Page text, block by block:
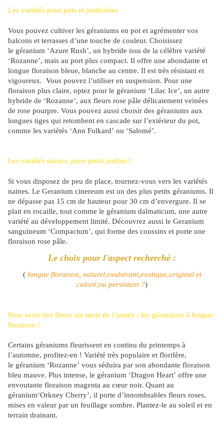
Les variétés pour pots et jardinières
Vous pouvez cultiver les géraniums en pot et agrémenter vos
balcons et terrasses d’une touche de couleur. Choisissez
le géranium ‘Azure Rush’, un hybride issu de la célèbre variété
‘Rozanne’, mais au port plus compact. Il offre une abondante et
longue floraison bleue, blanche au centre. Il est très résistant et
vigoureux. Vous pouvez l’utiliser en suspension. Pour une
floraison plus claire, optez pour le géranium ‘Lilac Ice’, un autre
hybride de ‘Rozanne’, aux fleurs rose pâle délicatement veinées
de rose pourpre. Vous pouvez aussi choisir des géraniums aux
longues tiges qui retombent en cascade sur l’extérieur du pot,
comme les variétés ‘Ann Folkard’ ou ‘Salomé’.
Les variétés naines, pour petits jardins !
Si vous disposez de peu de place, tournez-vous vers les variétés
naines. Le Geranium cinereum est un des plus petits géraniums. Il
ne dépasse pas 15 cm de hauteur pour 30 cm d’envergure. Il se
plait en rocaille, tout comme le géranium dalmaticum, une autre
variété au développement limité. Découvrez aussi le Geranium
sanguineum ‘Compactum’, qui forme des coussins et porte une
floraison rose pâle.
Le choix pour l'aspect recherché :
( longue floraison, naturel,exubérant,exotique,original et
coloré,ou persistant ?)
Pour avoir des fleurs six mois de l’année : les géraniums à longue
floraison !
Certains géraniums fleurissent en continu du printemps à
l’automne, profitez-en ! Variété très populaire et florifère,
le géranium ‘Rozanne’ vous séduira par son abondante floraison
bleu mauve. Plus intense, le géranium ‘Dragon Heart’ offre une
envoutante floraison magenta au cœur noir. Quant au
géranium‘Orkney Cherry’, il porte d’innombrables fleurs roses,
mises en valeur par un feuillage sombre. Plantez-le au soleil et en
terrain drainant.